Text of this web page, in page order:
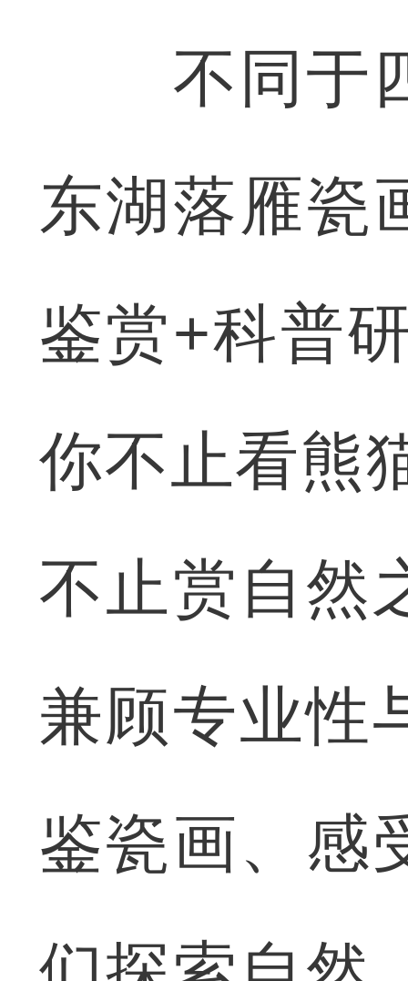
不同于四
东湖落雁瓷
鉴赏+科普
你不止看熊
不止赏自然
兼顾专业性
鉴瓷画、感